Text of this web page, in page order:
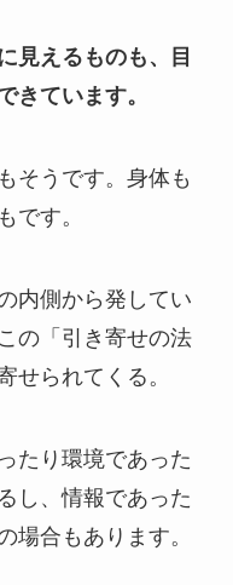
見えるものも、目
きています。
そうです。身体も
です。
内側から発してい
の「引き寄せの法
せられてくる。
たり環境であった
し、情報であった
場合もあります。